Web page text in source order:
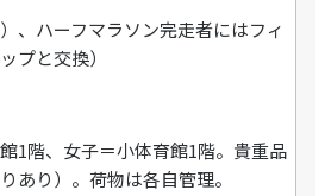
、ハーフマラソン完走者にはフィ
プと交換）
1階、女子＝小体育館1階。貴重品
あり）。荷物は各自管理。